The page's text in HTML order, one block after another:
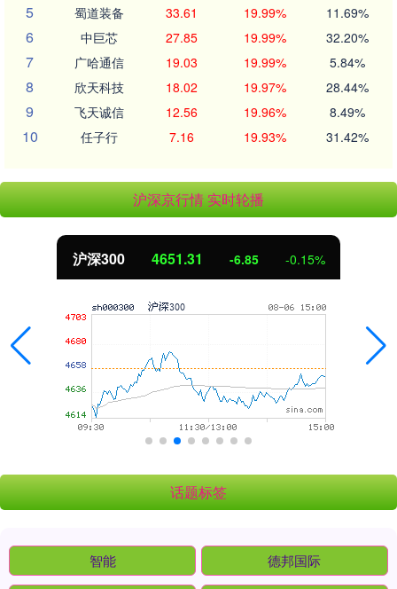
5 蜀道装备 33.61 19.99% 11.69%
6 中巨芯 27.85 19.99% 32.20%
7 广哈通信 19.03 19.99% 5.84%
8 欣天科技 18.02 19.97% 28.44%
9 飞天诚信 12.56 19.96% 8.49%
10 任子行 7.16 19.93% 31.42%
沪深京行情 实时轮播
4651.31 -6.85 -0.15%
话题标签
智能 德邦国际